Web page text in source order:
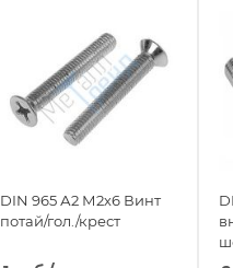
DIN 965 А2 М2х6 Винт
потай/гол./крест